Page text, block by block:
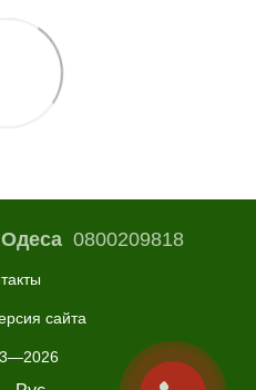
Одеса0800209818
сайта